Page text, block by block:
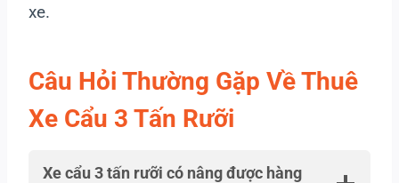
xe.
Câu Hỏi Thường Gặp Về Thuê
Xe Cẩu 3 Tấn Rưỡi
Xe cẩu 3 tấn rưỡi có nâng được hàng